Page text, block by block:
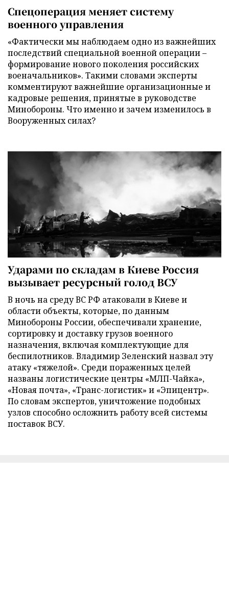
Спецоперация меняет систему
военного управления
«Фактически мы наблюдаем одно из важнейших
последствий специальной военной операции –
формирование нового поколения российских
военачальников». Такими словами эксперты
комментируют важнейшие организационные и
кадровые решения, принятые в руководстве
Минобороны. Что именно и зачем изменилось в
Вооруженных силах?
Ударами по складам в Киеве Россия
вызывает ресурсный голод ВСУ
В ночь на среду ВС РФ атаковали в Киеве и
области объекты, которые, по данным
Минобороны России, обеспечивали хранение,
сортировку и доставку грузов военного
назначения, включая комплектующие для
беспилотников. Владимир Зеленский назвал эту
атаку «тяжелой». Среди пораженных целей
названы логистические центры «МЛП-Чайка»,
«Новая почта», «Транс-логистик» и «Эпицентр».
По словам экспертов, уничтожение подобных
узлов способно осложнить работу всей системы
поставок ВСУ.